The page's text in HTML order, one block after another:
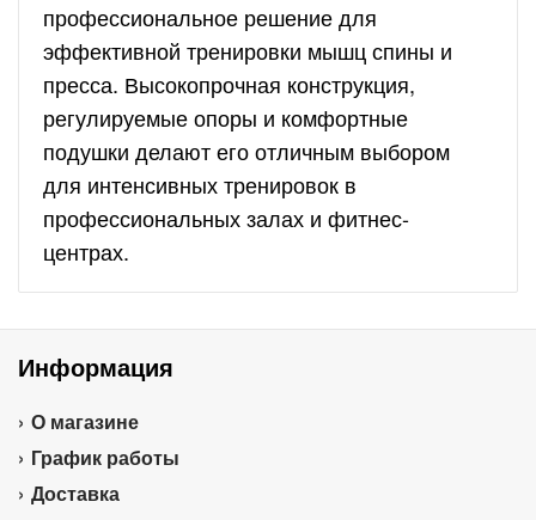
профессиональное решение для
эффективной тренировки мышц спины и
пресса. Высокопрочная конструкция,
регулируемые опоры и комфортные
подушки делают его отличным выбором
для интенсивных тренировок в
профессиональных залах и фитнес-
центрах.
Информация
О магазине
График работы
Доставка